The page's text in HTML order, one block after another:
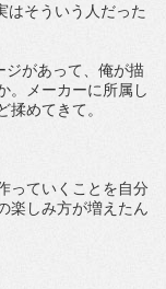
はそういう人だった
ジがあって、俺が描
。メーカーに所属し
めてきて。
っていくことを自分
楽しみ方が増えたん